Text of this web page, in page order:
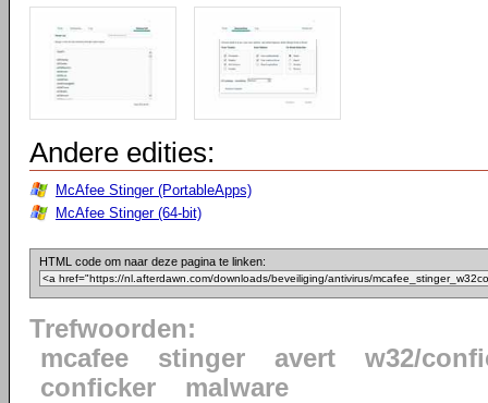
Andere edities:
McAfee Stinger (PortableApps)
McAfee Stinger (64-bit)
HTML code om naar deze pagina te linken:
Trefwoorden:
mcafee
stinger avert
w32/
conficker
malware